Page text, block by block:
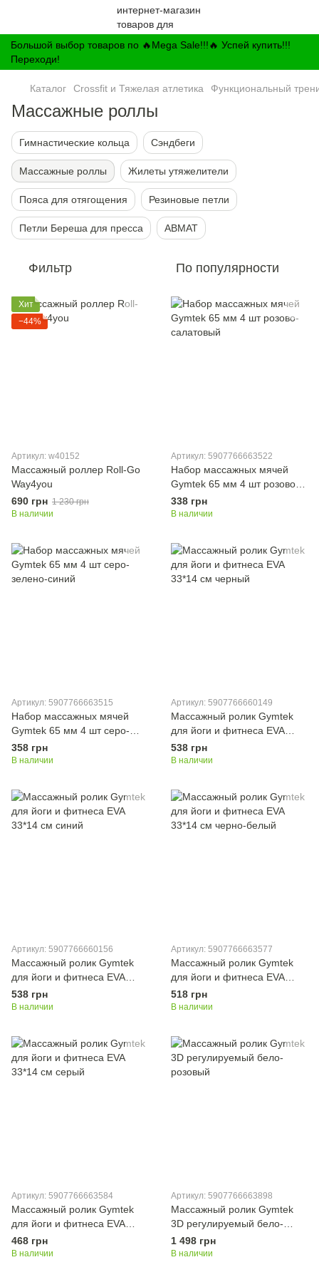
Большой выбор товаров по 🔥Mega Sale!!!🔥 Успей купить!!!
Переходи!
Каталог Crossfit и Тяжелая атлетика Функциональный
Массажные роллы
Гимнастические кольца Сэндбеги
Массажные роллы Жилеты утяжелители
Пояса для отягощения Резиновые петли
Петли Береша для пресса ABMAT
Фильтр По популярности
Хит
−44%
Артикул: w40152
Массажный роллер Roll-Go
Way4you
690 грн 1 230 грн
В наличии
Артикул: 5907766663522
Набор массажных мячей
Gymtek 65 мм 4 шт розово-
салатовый
338 грн
В наличии
Артикул: 5907766663515
Набор массажных мячей
Gymtek 65 мм 4 шт серо-
зелено-синий
358 грн
В наличии
Артикул: 5907766660149
Массажный ролик Gymtek
для йоги и фитнеса EVA
33*14 см черный
538 грн
В наличии
Артикул: 5907766660156
Массажный ролик Gymtek
для йоги и фитнеса EVA
33*14 см синий
538 грн
В наличии
Артикул: 5907766663577
Массажный ролик Gymtek
для йоги и фитнеса EVA
33*14 см черно-белый
518 грн
В наличии
Артикул: 5907766663584
Массажный ролик Gymtek
для йоги и фитнеса EVA
33*14 см серый
468 грн
В наличии
Артикул: 5907766663898
Массажный ролик Gymtek
3D регулируемый бело-
розовый
1 498 грн
В наличии